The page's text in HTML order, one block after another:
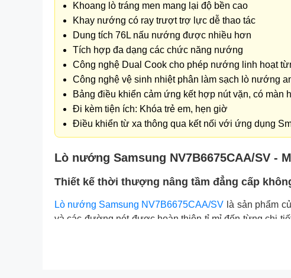
Khoang lò tráng men mang lại độ bền cao
Khay nướng có ray trượt trợ lực dễ thao tác
Dung tích 76L nấu nướng được nhiều hơn
Tích hợp đa dạng các chức năng nướng
Công nghệ Dual Cook cho phép nướng linh hoạt
Công nghệ vệ sinh nhiệt phân làm sạch lò nướng
Bảng điều khiển cảm ứng kết hợp nút vặn, có màn
Đi kèm tiện ích: Khóa trẻ em, hẹn giờ
Điều khiển từ xa thông qua kết nối với ứng dụng
Lò nướng Samsung NV7B6675CAA/SV -
Thiết kế thời thượng nâng tầm đẳng cấp
Lò nướng Samsung NV7B6675CAA/SV là sản phẩm
và các đường nét được hoàn thiện tỉ mỉ đến từng chi